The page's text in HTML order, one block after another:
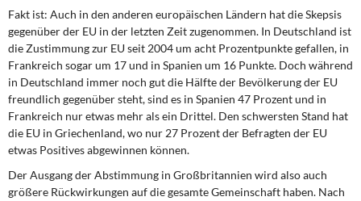
Fakt ist: Auch in den anderen europäischen Ländern hat die Skepsis
gegenüber der EU in der letzten Zeit zugenommen. In Deutschland ist
die Zustimmung zur EU seit 2004 um acht Prozentpunkte gefallen, in
Frankreich sogar um 17 und in Spanien um 16 Punkte. Doch während
in Deutschland immer noch gut die Hälfte der Bevölkerung der EU
freundlich gegenüber steht, sind es in Spanien 47 Prozent und in
Frankreich nur etwas mehr als ein Drittel. Den schwersten Stand hat
die EU in Griechenland, wo nur 27 Prozent der Befragten der EU
etwas Positives abgewinnen können.
Der Ausgang der Abstimmung in Großbritannien wird also auch
größere Rückwirkungen auf die gesamte Gemeinschaft haben. Nach